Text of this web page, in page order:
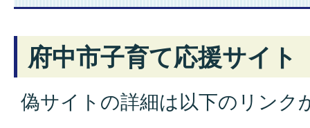
府中市子育て応援サイト
偽サイトの詳細は以下のリンク